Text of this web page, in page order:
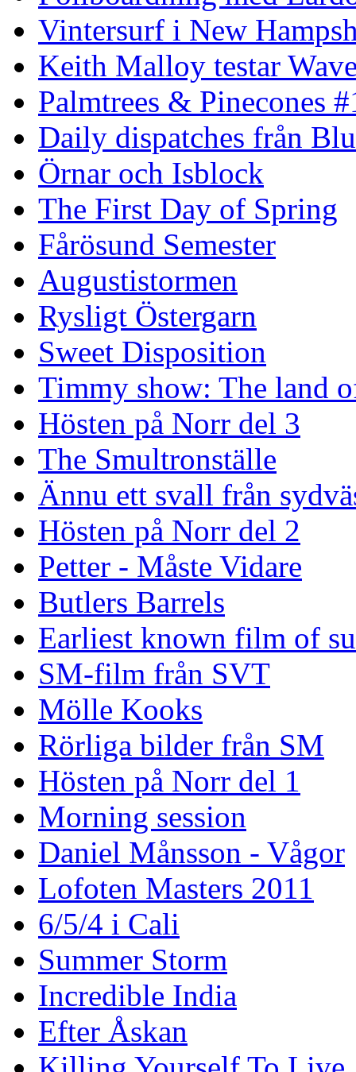
Vintersurf i New
Keith Malloy testar
Palmtrees & Pinecones
Daily dispatches från
Örnar och Isblock
The First Day of Spring
Fårösund Semester
Augustistormen
Rysligt Östergarn
Sweet Disposition
Timmy show: The land
Hösten på Norr del 3
The Smultronställe
Ännu ett svall från
Hösten på Norr del 2
Petter - Måste Vidare
Butlers Barrels
Earliest known film of
SM-film från SVT
Mölle Kooks
Rörliga bilder från SM
Hösten på Norr del 1
Morning session
Daniel Månsson - Vågor
Lofoten Masters 2011
6/5/4 i Cali
Summer Storm
Incredible India
Efter Åskan